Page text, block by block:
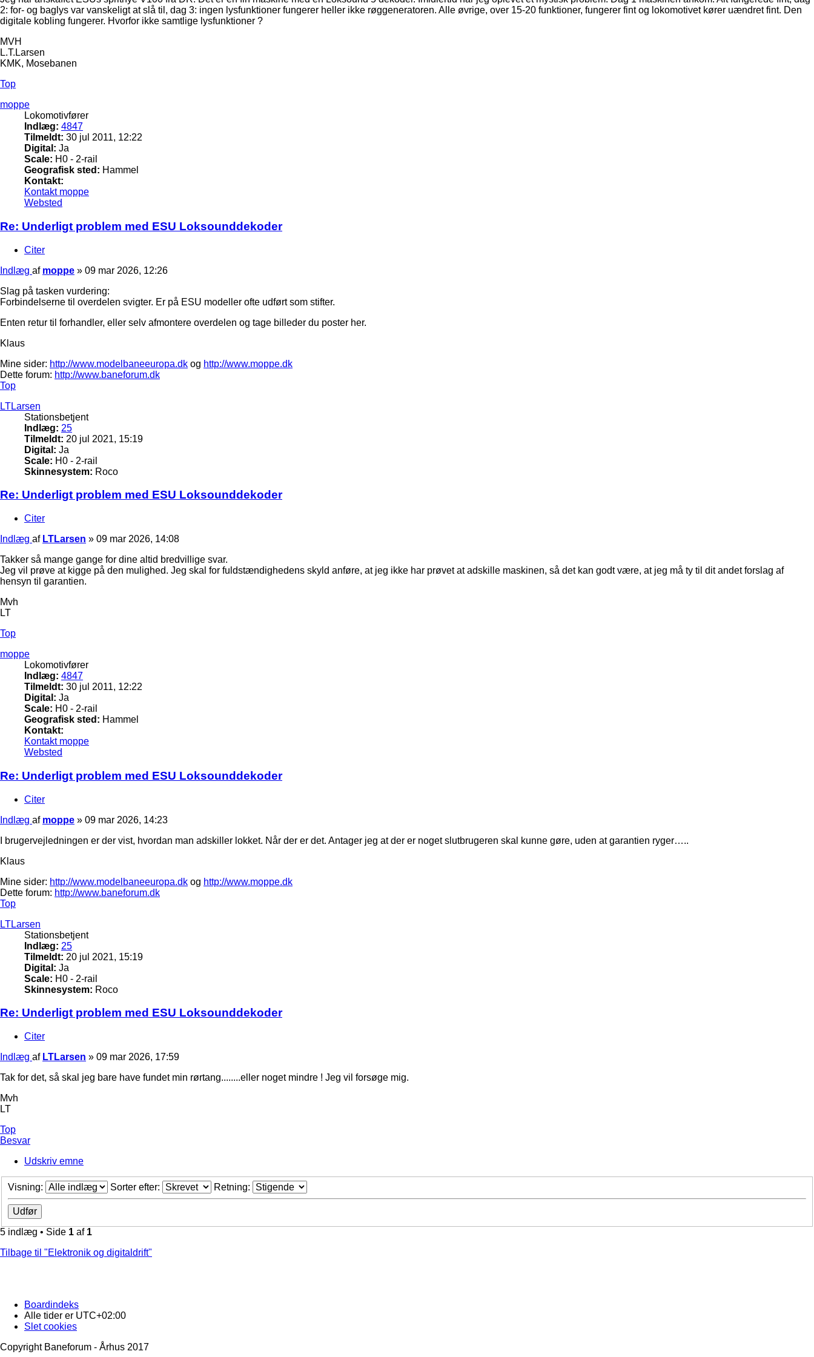
2: for- og baglys var vanskeligt at slå til, dag 3: ingen lysfunktioner fungerer heller ikke røggeneratoren. Alle øvrige, over 15-20 funktioner, fungerer fint og lokomotivet kører uændret fint. Den
digitale kobling fungerer. Hvorfor ikke samtlige lysfunktioner ?
MVH
L.T.Larsen
KMK, Mosebanen
Top
moppe
Lokomotivfører
Indlæg: 4847
Tilmeldt: 30 jul 2011, 12:22
Digital: Ja
Scale: H0 - 2-rail
Geografisk sted: Hammel
Kontakt:
Kontakt moppe
Websted
Re: Underligt problem med ESU Loksounddekoder
Citer
Indlæg af moppe » 09 mar 2026, 12:26
Slag på tasken vurdering:
Forbindelserne til overdelen svigter. Er på ESU modeller ofte udført som stifter.
Enten retur til forhandler, eller selv afmontere overdelen og tage billeder du poster her.
Klaus
Mine sider: http://www.modelbaneeuropa.dk og http://www.moppe.dk
Dette forum: http://www.baneforum.dk
Top
LTLarsen
Stationsbetjent
Indlæg: 25
Tilmeldt: 20 jul 2021, 15:19
Digital: Ja
Scale: H0 - 2-rail
Skinnesystem: Roco
Re: Underligt problem med ESU Loksounddekoder
Citer
Indlæg af LTLarsen » 09 mar 2026, 14:08
Takker så mange gange for dine altid bredvillige svar.
Jeg vil prøve at kigge på den mulighed. Jeg skal for fuldstændighedens skyld anføre, at jeg ikke har prøvet at adskille maskinen, så det kan godt være, at jeg må ty til dit andet forslag af
hensyn til garantien.
Mvh
LT
Top
moppe
Lokomotivfører
Indlæg: 4847
Tilmeldt: 30 jul 2011, 12:22
Digital: Ja
Scale: H0 - 2-rail
Geografisk sted: Hammel
Kontakt:
Kontakt moppe
Websted
Re: Underligt problem med ESU Loksounddekoder
Citer
Indlæg af moppe » 09 mar 2026, 14:23
I brugervejledningen er der vist, hvordan man adskiller lokket. Når der er det. Antager jeg at der er noget slutbrugeren skal kunne gøre, uden at garantien ryger…..
Klaus
Mine sider: http://www.modelbaneeuropa.dk og http://www.moppe.dk
Dette forum: http://www.baneforum.dk
Top
LTLarsen
Stationsbetjent
Indlæg: 25
Tilmeldt: 20 jul 2021, 15:19
Digital: Ja
Scale: H0 - 2-rail
Skinnesystem: Roco
Re: Underligt problem med ESU Loksounddekoder
Citer
Indlæg af LTLarsen » 09 mar 2026, 17:59
Tak for det, så skal jeg bare have fundet min rørtang........eller noget mindre ! Jeg vil forsøge mig.
Mvh
LT
Top
Besvar
Udskriv emne
Visning: Sorter efter: Retning:
5 indlæg • Side 1 af 1
Tilbage til "Elektronik og digitaldrift"
Boardindeks
Alle tider er UTC+02:00
Slet cookies
Copyright Baneforum - Århus 2017